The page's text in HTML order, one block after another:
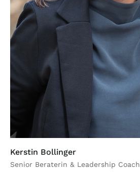
Kerstin Bollinger
Senior Beraterin & Leadership Coach